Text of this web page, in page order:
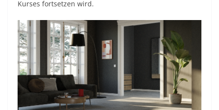
Kurses fortsetzen wird.